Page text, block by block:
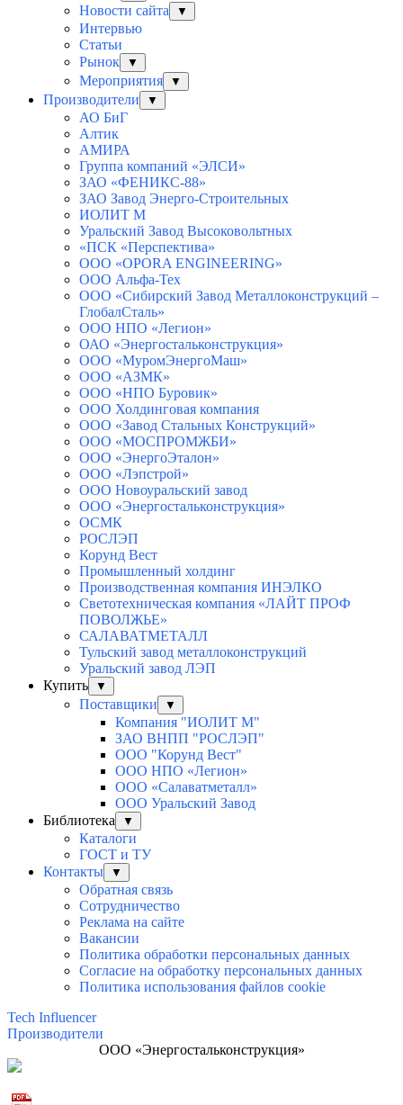
Новости сайта ▼
Интервью
Статьи
Рынок
▼
Мероприятия ▼
Производители ▼
АО БиГ
Алтик
АМИРА
Группа компаний «ЭЛСИ»
ЗАО «ФЕНИКС-88»
ЗАО Завод Энерго-Строительных
ИОЛИТ М
Уральский Завод Высоковольтных
«ПСК «Перспектива»
ООО «OPORA ENGINEERING»
ООО Альфа-Тех
ООО «Сибирский Завод Металлоконструкций –
ГлобалСталь»
ООО НПО «Легион»
ОАО «Энергостальконструкция»
ООО «МуромЭнергоМаш»
ООО «АЗМК»
ООО «НПО Буровик»
ООО Холдинговая компания
ООО «Завод Стальных Конструкций»
ООО «МОСПРОМЖБИ»
ООО «ЭнергоЭталон»
ООО «Лэпстрой»
ООО Новоуральский завод
ООО «Энергостальконструкция»
ОСМК
РОСЛЭП
Корунд Вест
Промышленный холдинг
Производственная компания ИНЭЛКО
Светотехническая компания «ЛАЙТ ПРОФ
ПОВОЛЖЬЕ»
САЛАВАТМЕТАЛЛ
Тульский завод металлоконструкций
Уральский завод ЛЭП
Купить
▼
Поставщики ▼
Компания "ИОЛИТ М"
ЗАО ВНПП "РОСЛЭП"
ООО "Корунд Вест"
ООО НПО «Легион»
ООО «Салаватметалл»
ООО Уральский Завод
Библиотека
▼
Каталоги
ГОСТ и ТУ
Контакты
▼
Обратная связь
Сотрудничество
Реклама на сайте
Вакансии
Политика обработки персональных данных
Согласие на обработку персональных данных
Политика использования файлов cookie
Tech Influencer
Производители
ООО «Энергостальконструкция»